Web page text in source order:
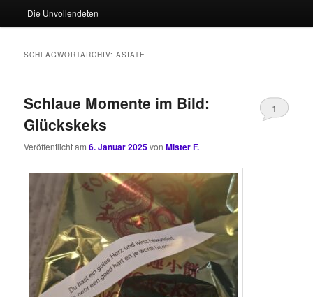
Die Unvollendeten
SCHLAGWORTARCHIV:ASIATE
Schlaue Momente im Bild:
Glückskeks
Veröffentlicht am6. Januar 2025vonMister F.
1